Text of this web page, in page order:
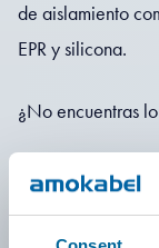
de aislamiento
EPR y silicona.
¿No encuentras
Contacta con